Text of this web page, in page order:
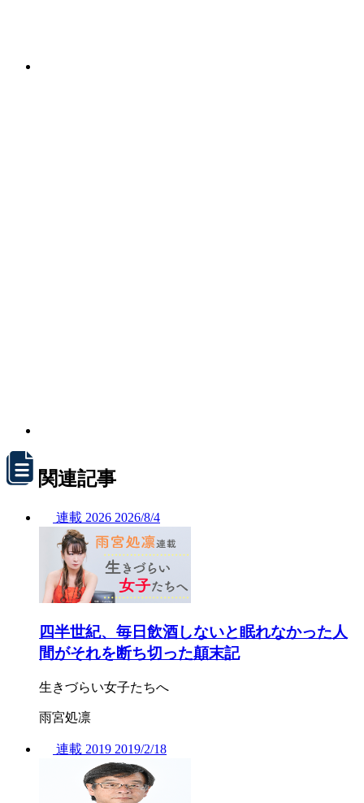
関連記事
連載 2026 2026/8/4
四半世紀、毎日飲酒しないと眠れなかった人
間がそれを断ち切った顛末記
生きづらい女子たちへ
雨宮処凛
連載 2019 2019/2/18